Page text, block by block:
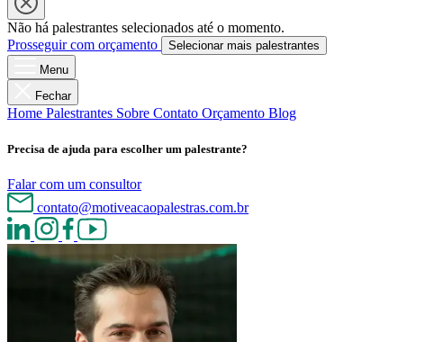
Não há palestrantes selecionados até o momento.
Prosseguir com orçamento
Selecionar mais palestrantes
Menu
Fechar
Home Palestrantes Sobre Contato Orçamento Blog
Precisa de ajuda para escolher um palestrante?
Falar com um consultor
contato@motiveacaopalestras.com.br